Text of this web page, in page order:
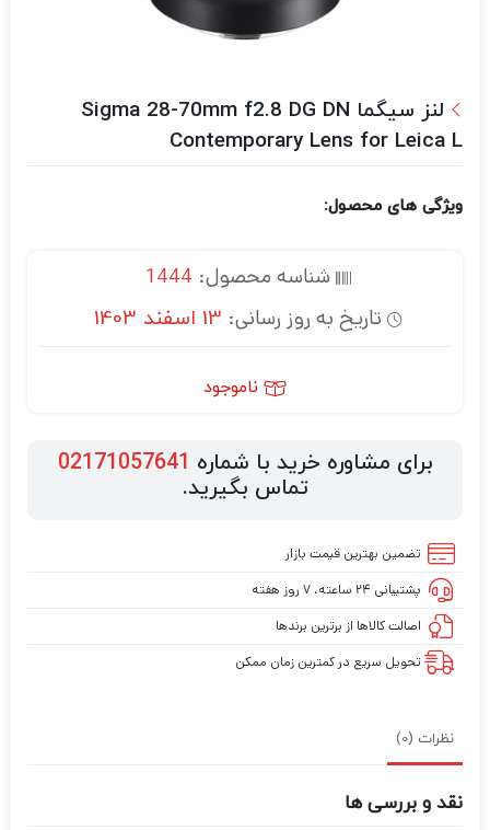
لنز سیگما Sigma 28-70mm f2.8 DG DN
Contemporary Lens for Leica L
ویژگی های محصول:
شناسه محصول: 1444
تاریخ به روز رسانی: 13 اسفند 1403
ناموجود
برای مشاوره خرید با شماره 02171057641
تماس بگیرید.
تضمین بهترین قیمت بازار
پشتیبانی ۲۴ ساعته، ۷ روز هفته
اصالت کالاها از برترین برندها
تحویل سریع در کمترین زمان ممکن
نظرات (0)
نقد و بررسی ها